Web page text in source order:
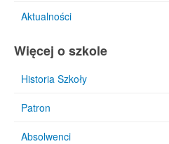
Aktualności
Więcej o szkole
Historia Szkoły
Patron
Absolwenci